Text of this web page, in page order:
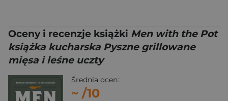
Oceny i recenzje książki Men with the Pot
książka kucharska Pyszne grillowane
mięsa i leśne uczty
Średnia ocen:
~ /10